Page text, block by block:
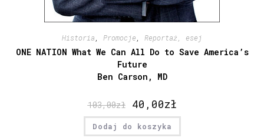
Historia Promocje Reportaż, esej
ONE NATION What We Can All Do to Save America’s
Future
Ben Carson, MD
103,00zł 40,00zł
Dodaj do koszyka